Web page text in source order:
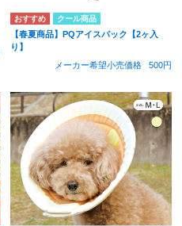
クール商品
【春夏商品】PQアイスパック【2ヶ入
り】
メーカー希望小売価格
500円